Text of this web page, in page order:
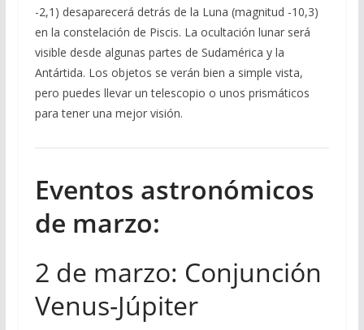
-2,1) desaparecerá detrás de la Luna (magnitud -10,3)
en la constelación de Piscis. La ocultación lunar será
visible desde algunas partes de Sudamérica y la
Antártida. Los objetos se verán bien a simple vista,
pero puedes llevar un telescopio o unos prismáticos
para tener una mejor visión.
Eventos astronómicos
de marzo:
2 de marzo: Conjunción
Venus-Júpiter